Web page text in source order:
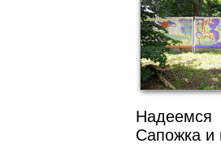
Надеемся
Сапожка и